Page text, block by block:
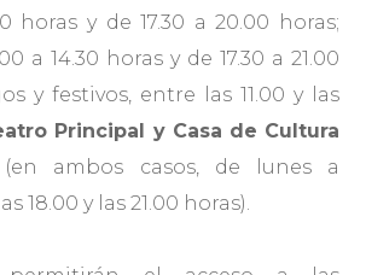
horas y de 17.30 a 20.00 horas;
a 14.30 horas y de 17.30 a 21.00
y festivos, entre las 11.00 y las
Principal y Casa de Cultura
(en ambos casos, de lunes a
18.00 y las 21.00 horas).